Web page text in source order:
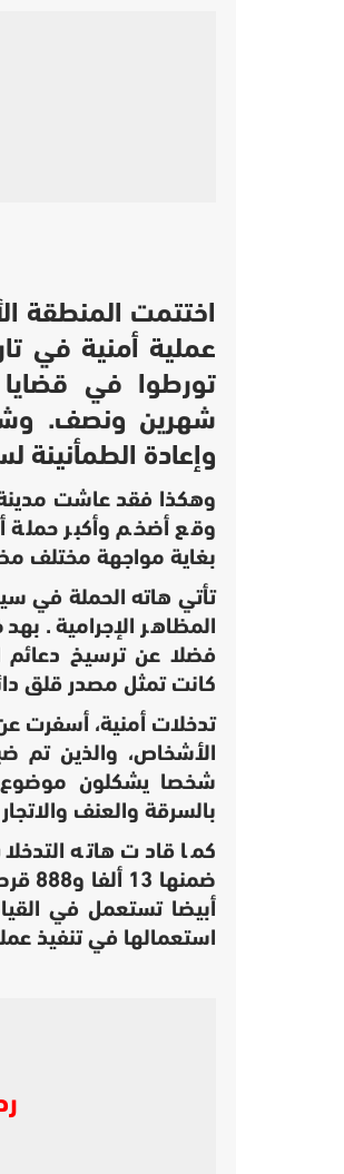
عملية أمنية في
تورطوا في
شهرين ونصف.
وإعادة الطمأنينة
وقع أضخم وأكبر حملة
بغاية مواجهة مختلف
تأتي هاته الحملة في
المظاهر الإجرامية.
فضلا عن ترسيخ دعائم
كانت تمثل مصدر قلق
شخصا يشكلون موضوع
بالسرقة والعنف
كما قادت هاته
استعمالها في تنفيذ